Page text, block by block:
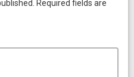
Required fields are